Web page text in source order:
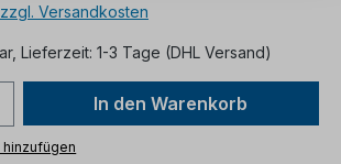
Versandkosten
Lieferzeit: 1-3 Tage (DHL Versand)
In den Warenkorb